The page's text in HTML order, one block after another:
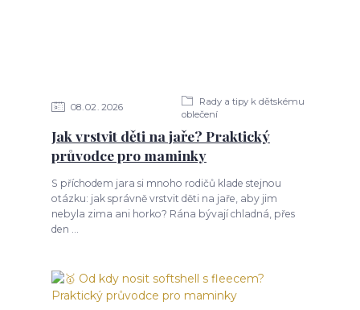
08 02 2026
Rady a tipy k dětskému
oblečení
Jak vrstvit děti na jaře? Praktický
průvodce pro maminky
S příchodem jara si mnoho rodičů klade stejnou
otázku: jak správně vrstvit děti na jaře, aby jim
nebyla zima ani horko? Rána bývají chladná, přes
den ...